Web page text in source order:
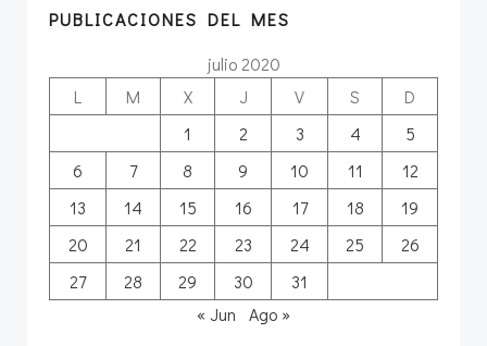
PUBLICACIONES DEL MES
julio 2020
L
M X J V S
D
1
2 3 4
5
6
7 8 9 10 11
12
13
14 15 16 17 18
19
20
21 22 23 24 25
26
27
28 29 30
31
« Jun
Ago »